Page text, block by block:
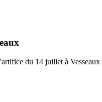
du 14 juillet à